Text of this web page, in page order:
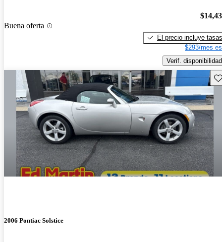
Buena oferta
El precio incluye tasas
$293/mes
Verif. disponibilidad
2006 Pontiac Solstice